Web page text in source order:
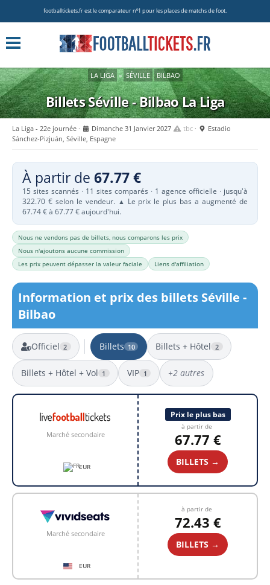
footballtickets.fr est le comparateur nº1 pour les places de matchs de foot.
LA LIGA » SÉVILLE BILBAO
Billets Séville - BilbaoLa Liga
La Liga - 22e journée Dimanche 31 Janvier 2027 tbc
Estadio
Sánchez-Pizjuán, Séville, Espagne
À partir de 67.77 €
15 sites scannés · 11 sites comparés · 1 agence officielle · jusqu'à
322.70 € selon le vendeur. ▲ Le prix le plus bas a augmenté de
67.74 € à 67.77 € aujourd'hui.
Nous ne vendons pas de billets, nous comparons les prix
Nous n'ajoutons aucune commission
Les prix peuvent dépasser la valeur faciale
Liens d'affiliation
Information et prix des billets Séville -
Bilbao
Officiel 2 Billets 10 Billets + Hôtel 2
Billets + Hôtel + Vol 1 VIP 1 +2 autres
10 résultats
Marché secondaire
EUR
Prix le plus bas
à partir de
67.77 €
BILLETS →
Marché secondaire
EUR
à partir de
72.43 €
BILLETS →